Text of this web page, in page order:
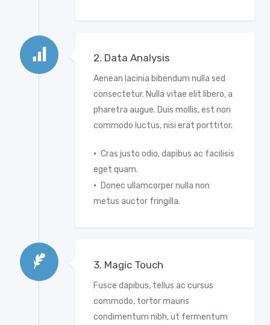
2. Data Analysis
Aenean lacinia bibendum nulla sed
consectetur. Nulla vitae elit libero, a
pharetra augue. Duis mollis, est non
commodo luctus, nisi erat porttitor.
Cras justo odio, dapibus ac facilisis
eget quam.
Donec ullamcorper nulla non
metus auctor fringilla.
3. Magic Touch
Fusce dapibus, tellus ac cursus
commodo, tortor mauris
condimentum nibh, ut fermentum